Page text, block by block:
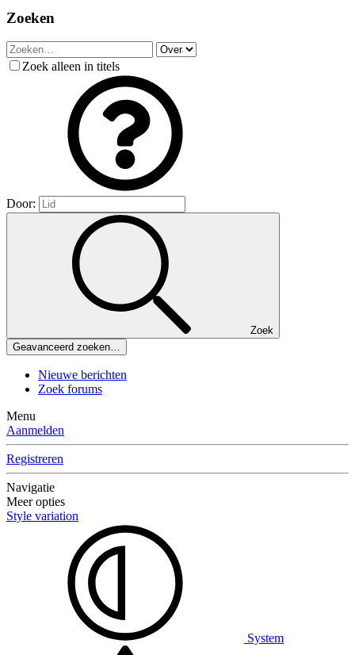
Zoeken
Zoek alleen in titels
Door:
Zoek
Geavanceerd zoeken…
Nieuwe berichten
Zoek forums
Menu
Aanmelden
Registreren
Navigatie
Meer opties
Style variation
System